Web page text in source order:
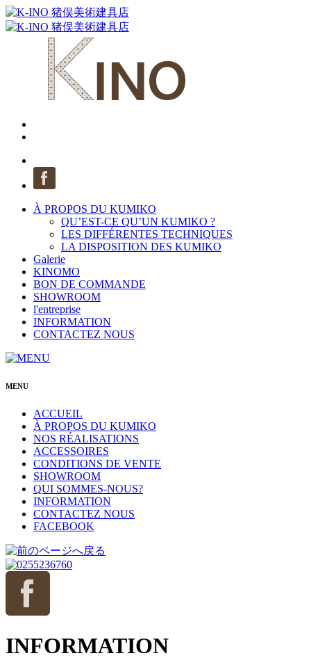
À PROPOS DU KUMIKO
QU’EST-CE QU’UN KUMIKO ?
LES DIFFÉRENTES TECHNIQUES
LA DISPOSITION DES KUMIKO
Galerie
KINOMO
BON DE COMMANDE
SHOWROOM
l'entreprise
INFORMATION
CONTACTEZ NOUS
MENU
ACCUEIL
À PROPOS DU KUMIKO
NOS RÉALISATIONS
ACCESSOIRES
CONDITIONS DE VENTE
SHOWROOM
QUI SOMMES-NOUS?
INFORMATION
CONTACTEZ NOUS
FACEBOOK
INFORMATION